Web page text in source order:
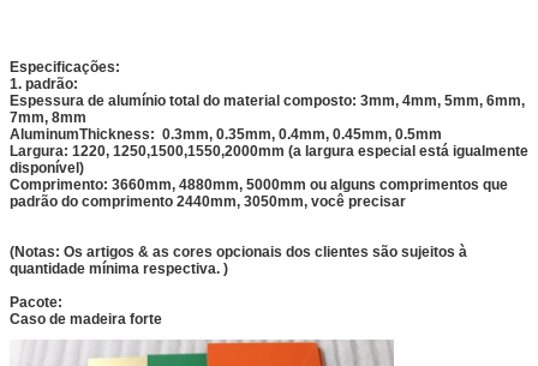
Especificações:
1. padrão:
Espessura de alumínio total do material composto: 3mm, 4mm, 5mm, 6mm,
7mm, 8mm
AluminumThickness: 0.3mm, 0.35mm, 0.4mm, 0.45mm, 0.5mm
Largura: 1220, 1250,1500,1550,2000mm (a largura especial está igualmente
disponível)
Comprimento: 3660mm, 4880mm, 5000mm ou alguns comprimentos que
padrão do comprimento 2440mm, 3050mm, você precisar
(Notas: Os artigos & as cores opcionais dos clientes são sujeitos à
quantidade mínima respectiva. )
Pacote:
Caso de madeira forte